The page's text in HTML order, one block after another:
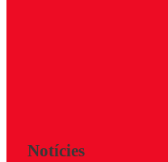
Notícies